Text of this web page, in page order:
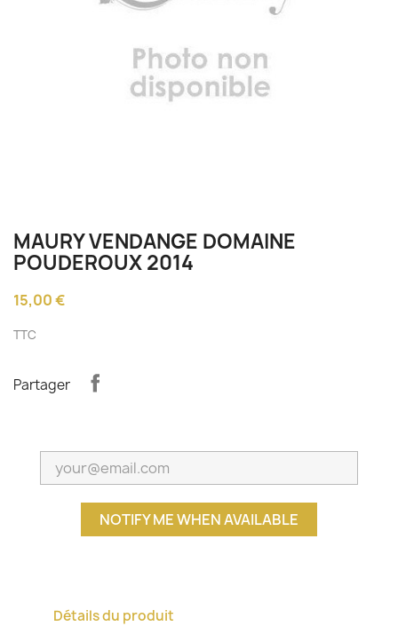
MAURY VENDANGE DOMAINE
POUDEROUX 2014
15,00 €
TTC
Partager
NOTIFY ME WHEN AVAILABLE
Détails du produit